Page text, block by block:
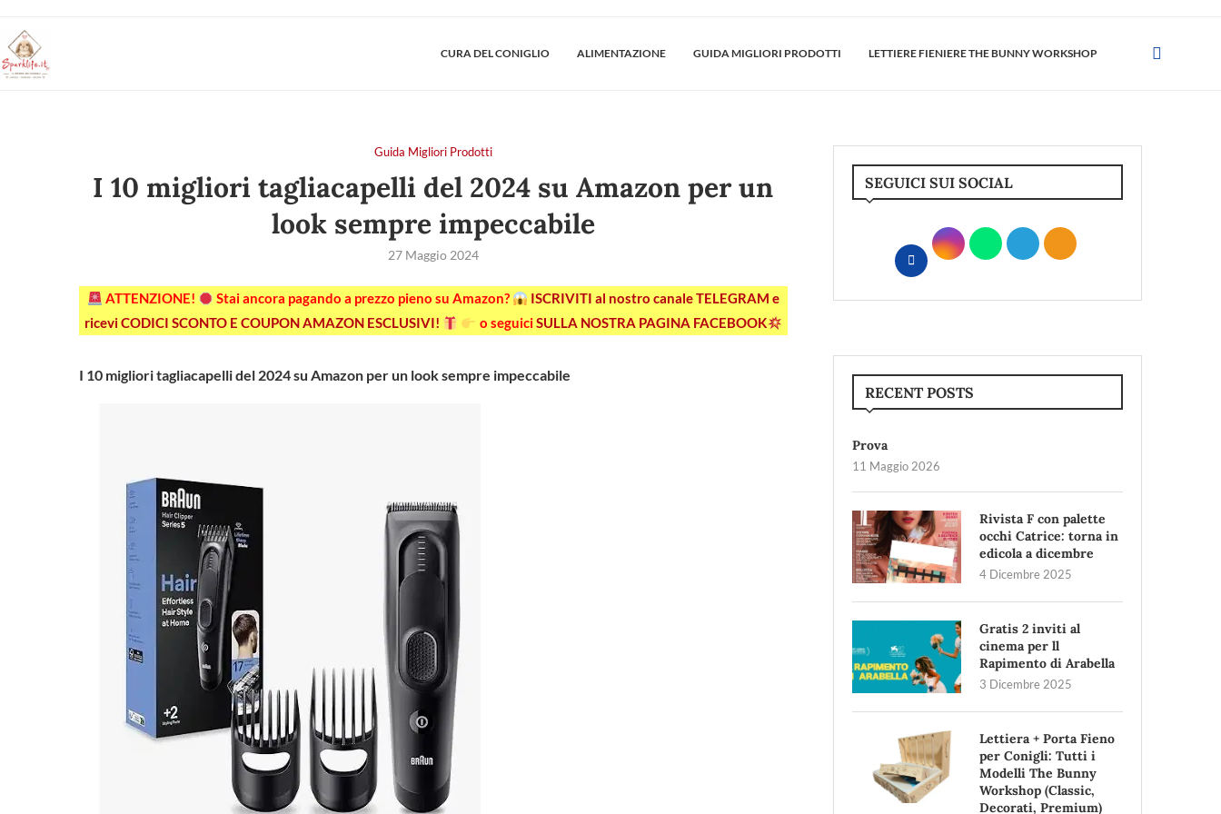
CURA DEL CONIGLIO ALIMENTAZIONE GUIDA MIGLIORI PRODOTTI LETTIERE FIENIERE THE BUNNY WORKSHOP
Guida Migliori Prodotti
I 10 migliori tagliacapelli del 2024 su Amazon per un
look sempre impeccabile
27 Maggio 2024
ATTENZIONE! Stai ancora pagando a prezzo pieno su Amazon?
ISCRIVITI al nostro canale TELEGRAM e
ricevi CODICI SCONTO E COUPON AMAZON ESCLUSIVI!
o seguiciSULLA NOSTRA PAGINA FACEBOOK
I 10 migliori tagliacapelli del 2024 su Amazon per un look sempre impeccabile
SEGUICI SUI SOCIAL
RECENT POSTS
Prova
11 Maggio 2026
Rivista F con palette
occhi Catrice: torna in
edicola a dicembre
4 Dicembre 2025
Gratis 2 inviti al
cinema per ll
Rapimento di Arabella
3 Dicembre 2025
Lettiera + Porta Fieno
per Conigli: Tutti i
Modelli The Bunny
Workshop (Classic,
Decorati, Premium)